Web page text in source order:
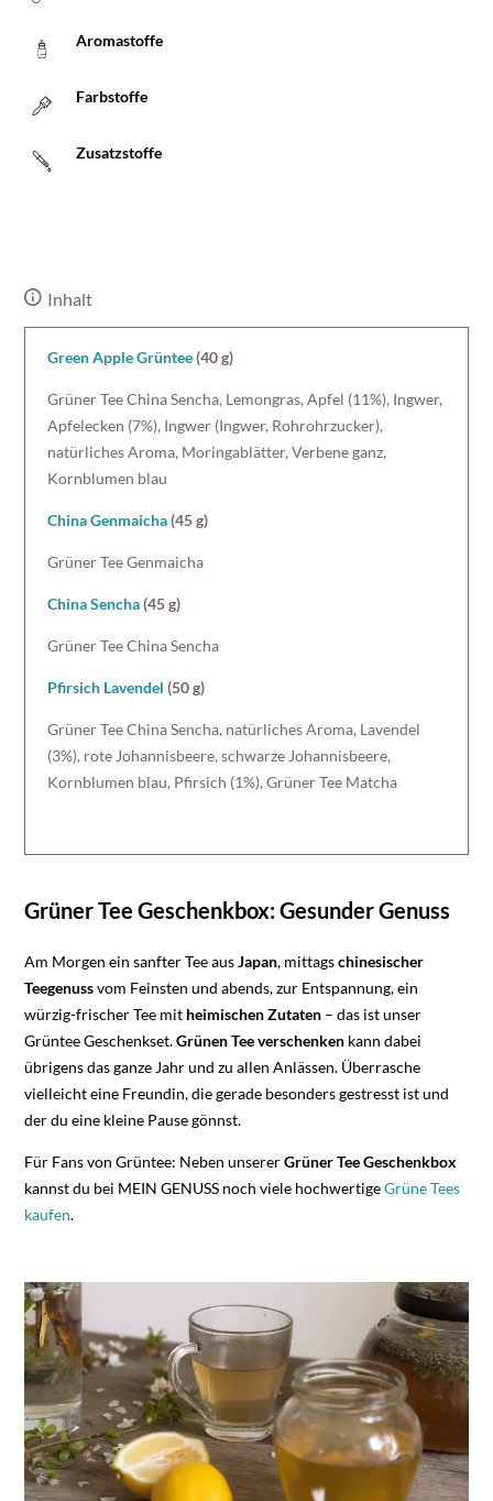
Grüner Tee Geschenkbox: Gesunder Genuss
Am Morgen ein sanfter Tee ausJapan, mittagschinesischer
Teegenussvom Feinsten und abends, zur Entspannung, ein
würzig-frischer Tee mit heimischen Zutaten – das ist unser
Grüntee Geschenkset.Grünen Tee verschenken kann dabei
übrigens das ganze Jahr und zu allen Anlässen. Überrasche
vielleicht eine Freundin, die gerade besonders gestresst ist und
der du eine kleine Pause gönnst.
Für Fans von Grüntee: Neben unsererGrüner Tee Geschenkbox
kannst du bei MEIN GENUSS noch viele hochwertigeGrüne Tees
kaufen.
Aromastoffe
Farbstoffe
Zusatzstoffe
Inhalt
Green Apple Grüntee(40 g)
Grüner Tee China Sencha, Lemongras, Apfel (11%), Ingwer,
Apfelecken (7%), Ingwer (Ingwer, Rohrohrzucker),
natürliches Aroma, Moringablätter, Verbene ganz,
Kornblumen blau
China Genmaicha(45 g)
Grüner Tee Genmaicha
China Sencha(45 g)
Grüner Tee China Sencha
Pfirsich Lavendel (50 g)
Grüner Tee China Sencha, natürliches Aroma, Lavendel
(3%), rote Johannisbeere, schwarze Johannisbeere,
Kornblumen blau, Pfirsich (1%), Grüner Tee Matcha